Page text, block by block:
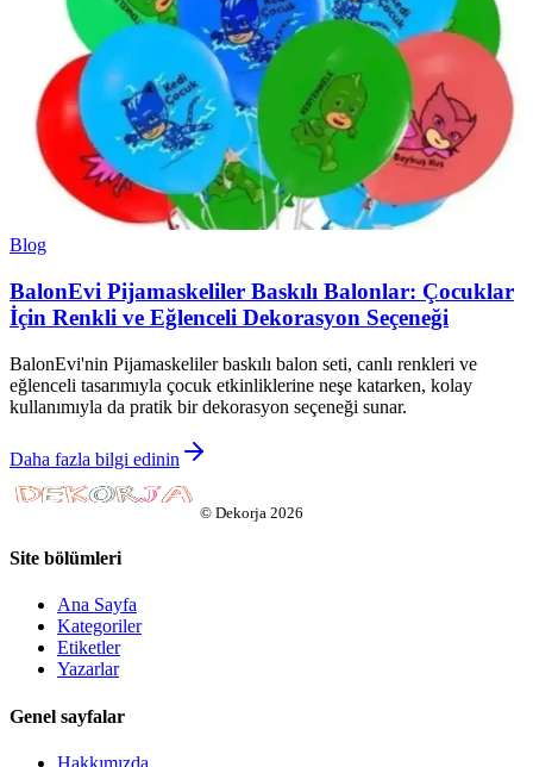
Blog
BalonEvi Pijamaskeliler Baskılı Balonlar: Çocuklar
İçin Renkli ve Eğlenceli Dekorasyon Seçeneği
BalonEvi'nin Pijamaskeliler baskılı balon seti, canlı renkleri ve
eğlenceli tasarımıyla çocuk etkinliklerine neşe katarken, kolay
kullanımıyla da pratik bir dekorasyon seçeneği sunar.
Daha fazla bilgi edinin
© Dekorja 2026
Site bölümleri
Ana Sayfa
Kategoriler
Etiketler
Yazarlar
Genel sayfalar
Hakkımızda